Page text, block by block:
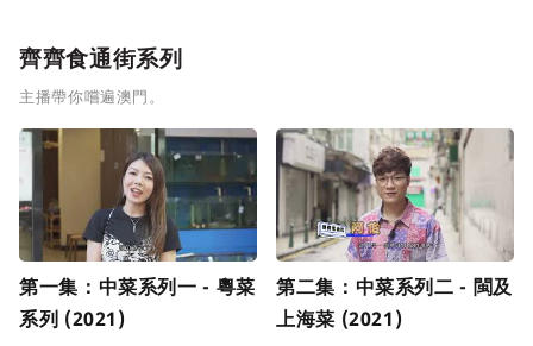
齊齊食通街系列
主播帶你嚐遍澳門。
第一集：中菜系列一 - 粵菜
系列 (2021)
第二集：中菜系列二 - 閩及
上海菜 (2021)